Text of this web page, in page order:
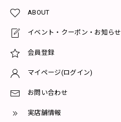
ABOUT
イベント・クーポン・お知らせ
会員登録
マイページ(ログイン)
お問い合わせ
実店舗情報